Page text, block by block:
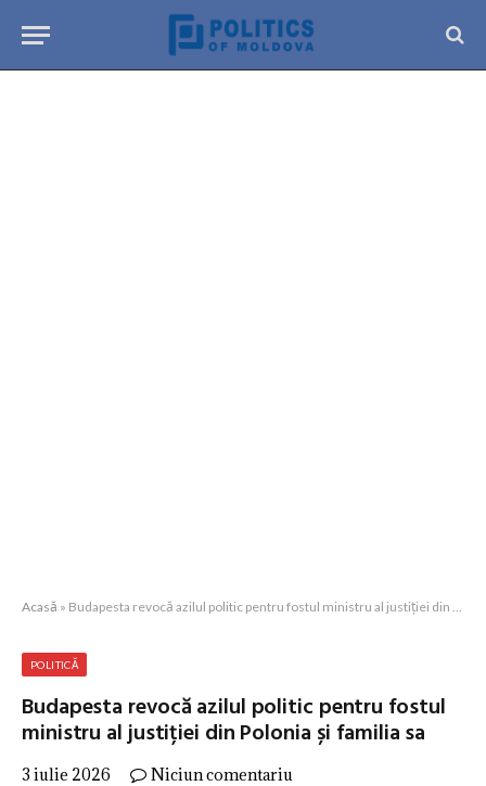
Acasă » Budapesta revocă azilul politic pentru fostul ministru al justiției din Polonia și familia sa
POLITICĂ
Budapesta revocă azilul politic pentru fostul
ministru al justiției din Polonia și familia sa
3 iulie 2026 Niciun comentariu